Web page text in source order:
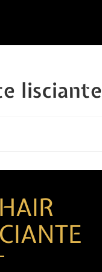
lisciante